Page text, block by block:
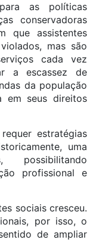
as políticas
conservadoras
que assistentes
mas são
cada vez
a escassez de
da população
em seus direitos
estratégias
uma
possibilitando
profissional e
sociais cresceu.
por isso, o
de ampliar